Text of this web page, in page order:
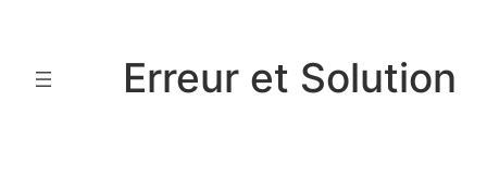
contenu
Erreur et Solution